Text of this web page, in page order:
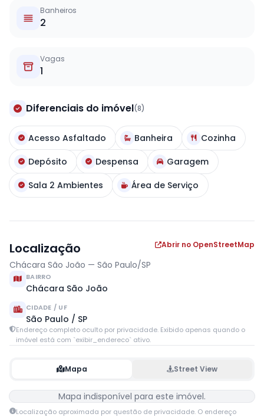
Banheiros
2
Vagas
1
Diferenciais do imóvel(8)
Acesso Asfaltado Banheira
Cozinha
Depósito
Despensa
Garagem
Sala 2 Ambientes
Área de Serviço
Localização
Chácara São João — São Paulo/SP
Abrir no OpenStreetMap
BAIRRO
Chácara São João
CIDADE / UF
São Paulo / SP
Endereço completo oculto por privacidade. Exibido apenas quando o
imóvel está com `exibir_endereco` ativo.
Mapa Street View
Mapa indisponível para este imóvel.
Localização aproximada por questão de privacidade. O endereço